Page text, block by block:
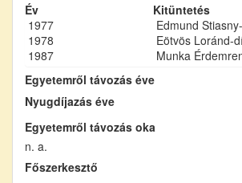
Év
Kitüntetés
1977
Edmund
1978
Eötvös Loránd-
1987
Munka
Egyetemről távozás éve
Nyugdíjazás éve
Egyetemről távozás oka
n. a.
Főszerkesztő